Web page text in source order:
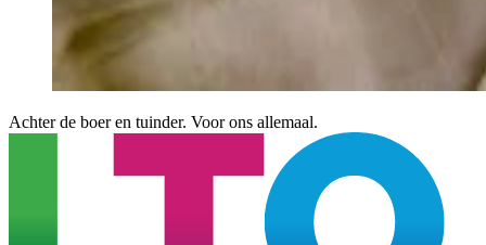
Achter de boer en tuinder. Voor ons allemaal.